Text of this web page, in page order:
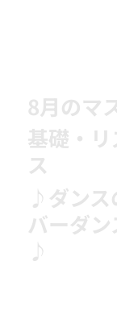
8月のマ
基礎・
ス
♪ダンス
バーダ
♪